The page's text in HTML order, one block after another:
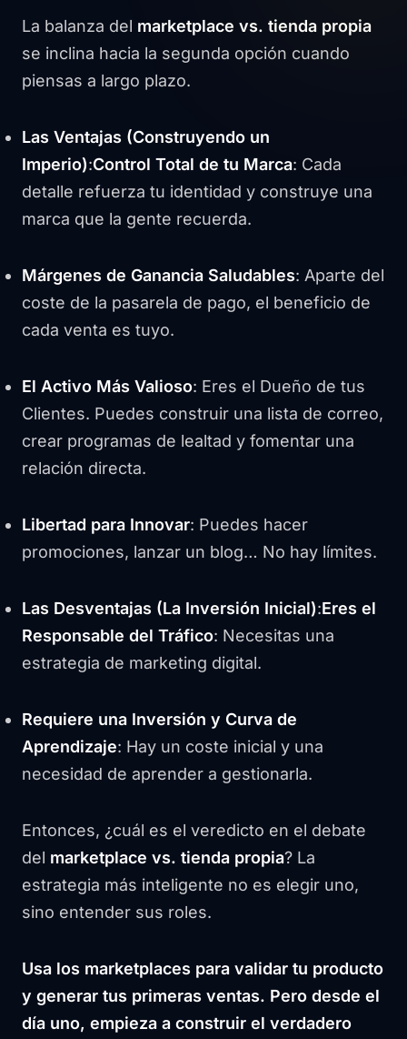
La balanza del marketplace vs. tienda propia
se inclina hacia la segunda opción cuando
piensas a largo plazo.
Las Ventajas (Construyendo un
Imperio):Control Total de tu Marca: Cada
detalle refuerza tu identidad y construye una
marca que la gente recuerda.
Márgenes de Ganancia Saludables: Aparte del
coste de la pasarela de pago, el beneficio de
cada venta es tuyo.
El Activo Más Valioso: Eres el Dueño de tus
Clientes. Puedes construir una lista de correo,
crear programas de lealtad y fomentar una
relación directa.
Libertad para Innovar: Puedes hacer
promociones, lanzar un blog… No hay límites.
Las Desventajas (La Inversión Inicial):Eres el
Responsable del Tráfico: Necesitas una
estrategia de marketing digital.
Requiere una Inversión y Curva de
Aprendizaje: Hay un coste inicial y una
necesidad de aprender a gestionarla.
Entonces, ¿cuál es el veredicto en el debate
del marketplace vs. tienda propia? La
estrategia más inteligente no es elegir uno,
sino entender sus roles.
Usa los marketplaces para validar tu producto
y generar tus primeras ventas. Pero desde el
día uno, empieza a construir el verdadero